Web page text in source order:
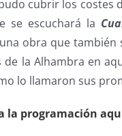
cubrir los costes
se escuchará la
obra que también
de la Alhambra en
lo llamaron sus
la programación